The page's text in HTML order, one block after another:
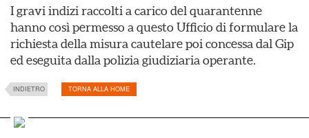
I gravi indizi raccolti a carico del quarantenne
hanno così permesso a questo Ufficio di formulare la
richiesta della misura cautelare poi concessa dal Gip
ed eseguita dalla polizia giudiziaria operante.
INDIETRO TORNA ALLA HOME